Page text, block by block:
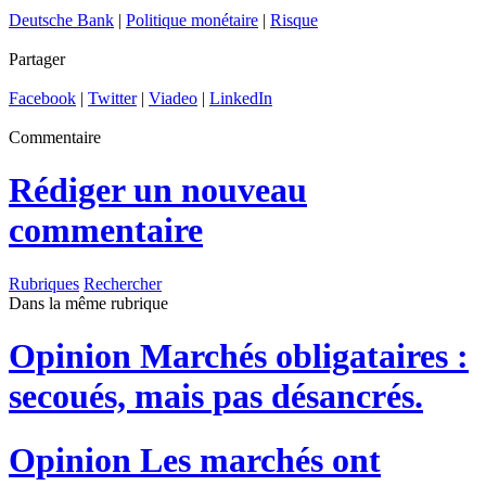
Deutsche Bank | Politique monétaire | Risque
Partager
Facebook | Twitter| Viadeo | LinkedIn
Commentaire
Rédiger un nouveau
commentaire
Rubriques Rechercher
Dans la même rubrique
Opinion Marchés obligataires :
secoués, mais pas désancrés.
Opinion Les marchés ont